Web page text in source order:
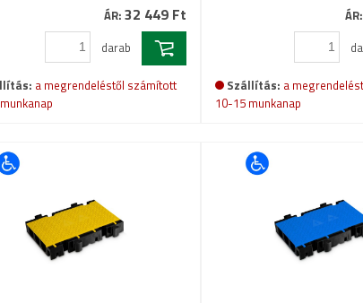
ÁR: 32 449 Ft
darab
a megrendeléstől számított
ÁR:
Szállítás: a
10-15 munkanap